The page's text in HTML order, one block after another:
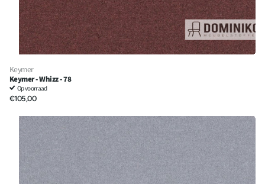
Keymer
Keymer - Whizz - 78
Op voorraad
€105,00